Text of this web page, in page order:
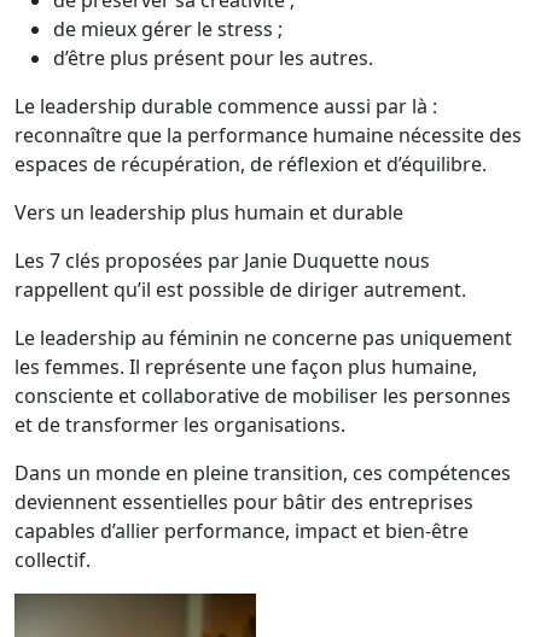
de mieux gérer le stress ;
d’être plus présent pour les autres.
Le leadership durable commence aussi par là :
reconnaître que la performance humaine nécessite des
espaces de récupération, de réflexion et d’équilibre.
Vers un leadership plus humain et durable
Les 7 clés proposées par Janie Duquette nous
rappellent qu’il est possible de diriger autrement.
Le leadership au féminin ne concerne pas uniquement
les femmes. Il représente une façon plus humaine,
consciente et collaborative de mobiliser les personnes
et de transformer les organisations.
Dans un monde en pleine transition, ces compétences
deviennent essentielles pour bâtir des entreprises
capables d’allier performance, impact et bien-être
collectif.